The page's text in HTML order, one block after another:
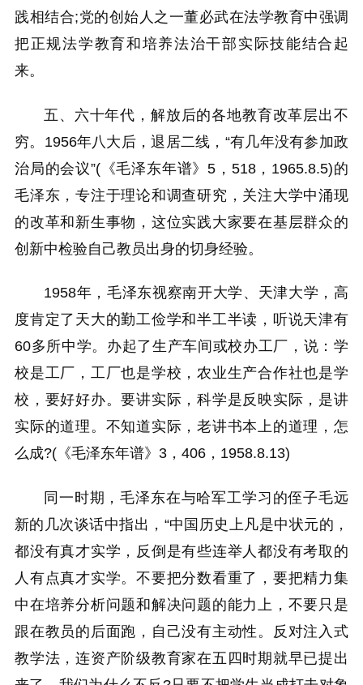
践相结合;党的创始人之一董必武在法学教育中强调
把正规法学教育和培养法治干部实际技能结合起
来。
五、六十年代，解放后的各地教育改革层出不
穷。1956年八大后，退居二线，“有几年没有参加政
治局的会议”(《毛泽东年谱》5，518，1965.8.5)的
毛泽东，专注于理论和调查研究，关注大学中涌现
的改革和新生事物，这位实践大家要在基层群众的
创新中检验自己教员出身的切身经验。
1958年，毛泽东视察南开大学、天津大学，高
度肯定了天大的勤工俭学和半工半读，听说天津有
60多所中学。办起了生产车间或校办工厂，说：学
校是工厂，工厂也是学校，农业生产合作社也是学
校，要好好办。要讲实际，科学是反映实际，是讲
实际的道理。不知道实际，老讲书本上的道理，怎
么成?(《毛泽东年谱》3，406，1958.8.13)
同一时期，毛泽东在与哈军工学习的侄子毛远
新的几次谈话中指出，“中国历史上凡是中状元的，
都没有真才实学，反倒是有些连举人都没有考取的
人有点真才实学。不要把分数看重了，要把精力集
中在培养分析问题和解决问题的能力上，不要只是
跟在教员的后面跑，自己没有主动性。反对注入式
教学法，连资产阶级教育家在五四时期就早已提出